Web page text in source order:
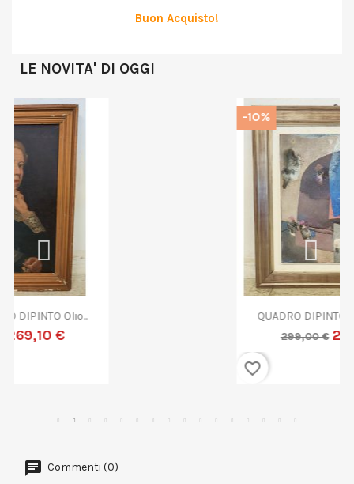
Buon Acquisto!
LE NOVITA' DI OGGI
Commenti (0)